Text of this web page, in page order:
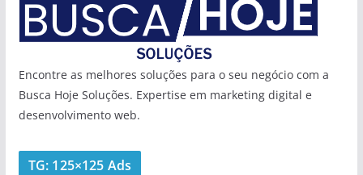
Encontre as melhores soluções para o seu negócio com a
Busca Hoje Soluções. Expertise em marketing digital e
desenvolvimento web.
TG: 125×125 Ads